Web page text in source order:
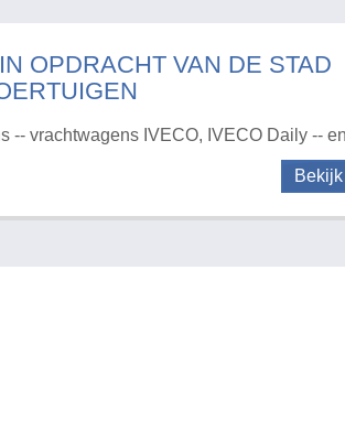
OPDRACHT VAN DE STAD
-- vrachtwagens IVECO, IVECO Daily --